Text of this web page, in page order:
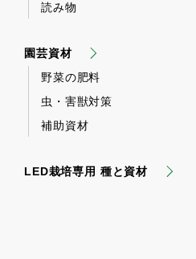
読み物
園芸資材
野菜の肥料
虫・害獣対策
補助資材
LED栽培専用 種と資材